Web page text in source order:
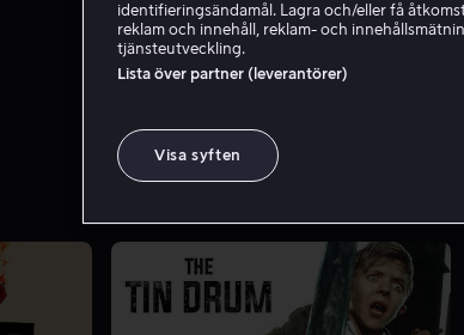
Angela
identifieringsändamål. Lagra och/eller få
reklam och innehåll, reklam- och
tjänsteutveckling.
Lista över partner (leverantörer)
Visa syften